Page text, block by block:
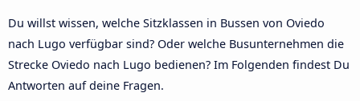
Du willst wissen, welche Sitzklassen in Bussen von Oviedo
nach Lugo verfügbar sind? Oder welche Busunternehmen die
Strecke Oviedo nach Lugo bedienen? Im Folgenden findest Du
Antworten auf deine Fragen.